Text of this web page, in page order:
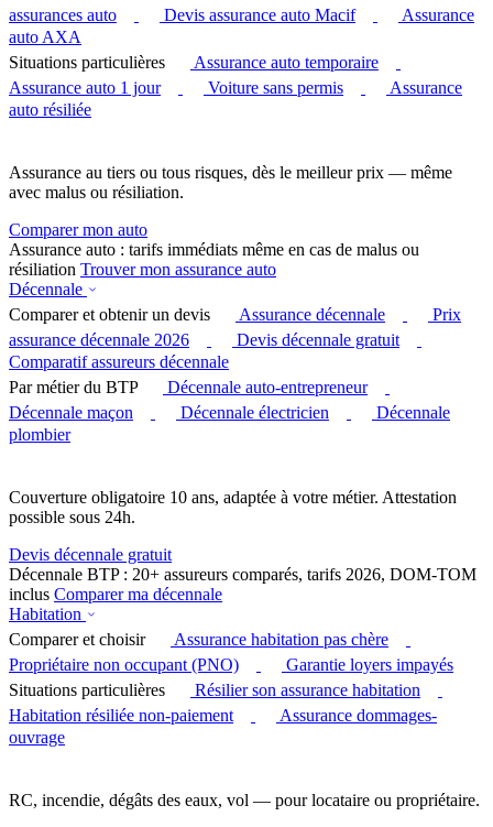
assurances auto
Devis assurance auto Macif
Assurance
auto AXA
Situations particulières
Assurance auto temporaire
Assurance auto 1 jour
Voiture sans permis
Assurance
auto résiliée
Assurance au tiers ou tous risques, dès le meilleur prix — même
avec malus ou résiliation.
Comparer mon auto
Assurance auto : tarifs immédiats même en cas de malus ou
résiliation Trouver mon assurance auto
Décennale
Comparer et obtenir un devis
Assurance décennale
Prix
assurance décennale 2026
Devis décennale gratuit
Comparatif assureurs décennale
Par métier du BTP
Décennale auto-entrepreneur
Décennale maçon
Décennale électricien
Décennale
plombier
Couverture obligatoire 10 ans, adaptée à votre métier. Attestation
possible sous 24h.
Devis décennale gratuit
Décennale BTP : 20+ assureurs comparés, tarifs 2026, DOM-TOM
inclus Comparer ma décennale
Habitation
Comparer et choisir
Assurance habitation pas chère
Propriétaire non occupant (PNO)
Garantie loyers impayés
Situations particulières
Résilier son assurance habitation
Habitation résiliée non-paiement
Assurance dommages-
ouvrage
RC, incendie, dégâts des eaux, vol — pour locataire ou propriétaire.